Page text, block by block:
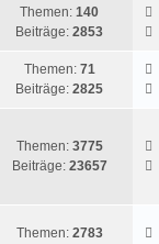
Themen: 140
Beiträge: 2853
Themen: 71
Beiträge: 2825
Themen: 3775
Beiträge: 23657
Themen: 2783